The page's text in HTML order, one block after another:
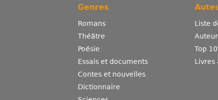
Genres
Romans
Théâtre
Poésie
Essais et documents
Contes et nouvelles
Dictionnaire
Liste
Top
Livres